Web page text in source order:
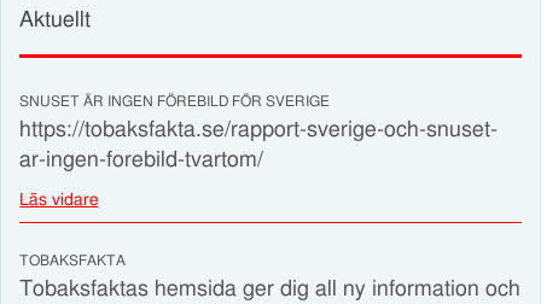
Aktuellt
SNUSET ÄR INGEN FÖREBILD FÖR SVERIGE
https://tobaksfakta.se/rapport-sverige-och-snuset-
ar-ingen-forebild-tvartom/
Läs vidare
TOBAKSFAKTA
Tobaksfaktas hemsida ger dig all ny information och